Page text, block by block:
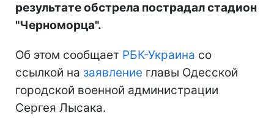
результате обстрела пострадал стадион
"Черноморца".
Об этом сообщает РБК-Украина со
ссылкой на заявление главы Одесской
городской военной администрации
Сергея Лысака.